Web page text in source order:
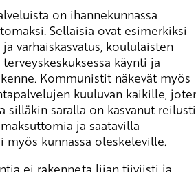
on ihannekunnassa
Sellaisia ovat esimerkiksi
varhaiskasvatus, koululaisten
käynti ja
Kommunistit näkevät myös
kuuluvan kaikille,
silläkin saralla on kasvanut
ja saatavilla
myös kunnassa oleskeleville.